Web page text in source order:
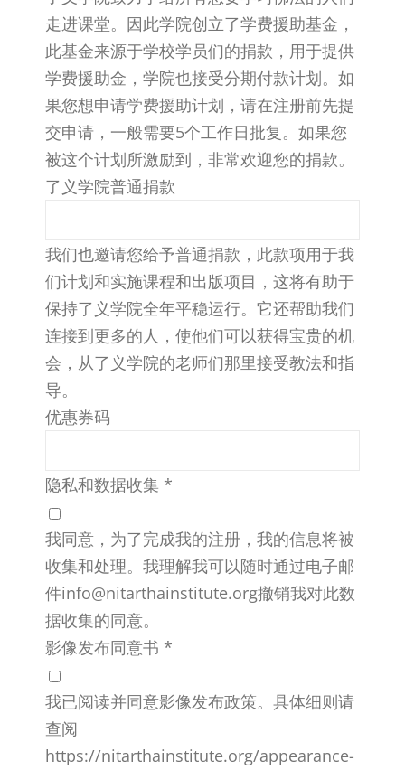
走进课堂。因此学院创立了学费援助基金，
此基金来源于学校学员们的捐款，用于提供
学费援助金，学院也接受分期付款计划。如
果您想申请学费援助计划，请在注册前先提
交申请，一般需要5个工作日批复。如果您
被这个计划所激励到，非常欢迎您的捐款。
了义学院普通捐款
我们也邀请您给予普通捐款，此款项用于我
们计划和实施课程和出版项目，这将有助于
保持了义学院全年平稳运行。它还帮助我们
连接到更多的人，使他们可以获得宝贵的机
会，从了义学院的老师们那里接受教法和指
导。
优惠券码
隐私和数据收集 *
我同意，为了完成我的注册，我的信息将被
收集和处理。我理解我可以随时通过电子邮
件info@nitarthainstitute.org撤销我对此数
据收集的同意。
影像发布同意书 *
我已阅读并同意影像发布政策。具体细则请
查阅
https://nitarthainstitute.org/appearance-